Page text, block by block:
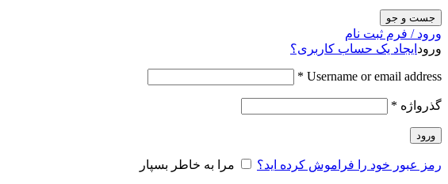
جست و جو
ورود / فرم ثبت نام
ورود ایجاد یک حساب کاربری؟
Username or email address
*
گذرواژه *
ورود
رمز عبور خود را فراموش کرده اید؟ مرا به خاطر بسپار